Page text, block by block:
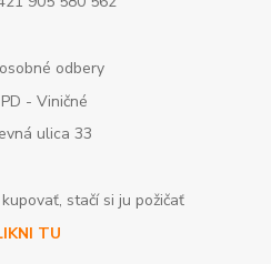
odbery
- Viničné
ulica 33
stačí si ju požičať
TU